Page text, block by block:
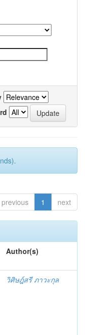
previous 1 next
Author(s)
วิศิษฎ์สรี ภาวะกุล